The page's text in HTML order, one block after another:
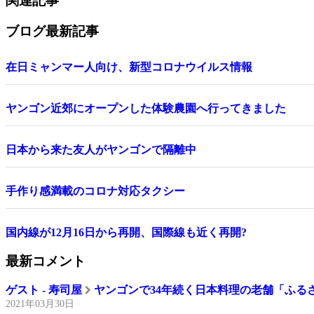
ブログ最新記事
在日ミャンマー人向け、新型コロナウイルス情報
ヤンゴン近郊にオープンした体験農園へ行ってきました
日本から来た友人がヤンゴンで隔離中
手作り感満載のコロナ対応タクシー
国内線が12月16日から再開、国際線も近く再開?
最新コメント
ゲスト - 寿司屋 ヤンゴンで34年続く日本料理の老舗「ふる
2021年03月30日